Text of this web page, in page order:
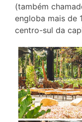
(também
engloba mais de
centro-sul da